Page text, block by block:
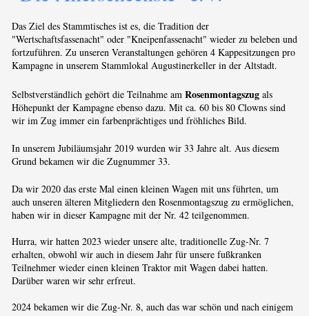
Das Ziel des Stammtisches ist es, die Tradition der
"Wertschaftsfassenacht" oder "Kneipenfassenacht" wieder zu beleben und
fortzuführen. Zu unseren Veranstaltungen gehören 4 Kappesitzungen pro
Kampagne in unserem Stammlokal Augustinerkeller in der Altstadt.
Selbstverständlich gehört die Teilnahme am Rosenmontagszug als
Höhepunkt der Kampagne ebenso dazu. Mit ca. 60 bis 80 Clowns sind
wir im Zug immer ein farbenprächtiges und fröhliches Bild.
In unserem Jubiläumsjahr 2019 wurden wir 33 Jahre alt. Aus diesem
Grund bekamen wir die Zugnummer 33.
Da wir 2020 das erste Mal einen kleinen Wagen mit uns führten, um
auch unseren älteren Mitgliedern den Rosenmontagszug zu ermöglichen,
haben wir in dieser Kampagne mit der Nr. 42 teilgenommen.
Hurra, wir hatten 2023 wieder unsere alte, traditionelle Zug-Nr. 7
erhalten, obwohl wir auch in diesem Jahr für unsere fußkranken
Teilnehmer wieder einen kleinen Traktor mit Wagen dabei hatten.
Darüber waren wir sehr erfreut.
2024 bekamen wir die Zug-Nr. 8, auch das war schön und nach einigem